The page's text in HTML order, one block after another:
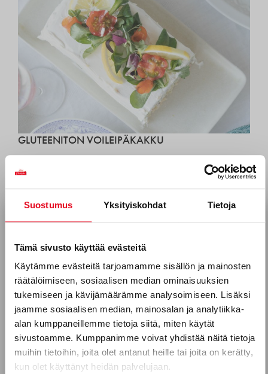
Suostumus Yksityiskohdat Tietoja
Tämä sivusto käyttää evästeitä
Käytämme evästeitä tarjoamamme sisällön ja mainosten
räätälöimiseen, sosiaalisen median ominaisuuksien
tukemiseen ja kävijämäärämme analysoimiseen. Lisäksi
jaamme sosiaalisen median, mainosalan ja analytiikka-
alan kumppaneillemme tietoja siitä, miten käytät
sivustoamme. Kumppanimme voivat yhdistää näitä tietoja
muihin tietoihin, joita olet antanut heille tai joita on kerätty,
kun olet käyttänyt heidän palvelujaan.
GLUTEENITON VOILEIPÄKAKKU
ERÄNKÄVIJÄN TATTARILIMPPU
Tilaa uutiskirjeemme
Puhelinnumero
Mitkä seuraavista aihealueista